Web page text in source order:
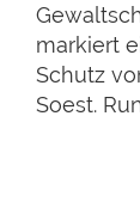
markiert
Schutz
Soest.